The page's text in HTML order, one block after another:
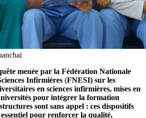
menée par la Fédération Nationale
Infirmières (FNESI) sur les
en sciences infirmières, mises en
pour intégrer la formation
sont sans appel : ces dispositifs
pour renforcer la qualité,